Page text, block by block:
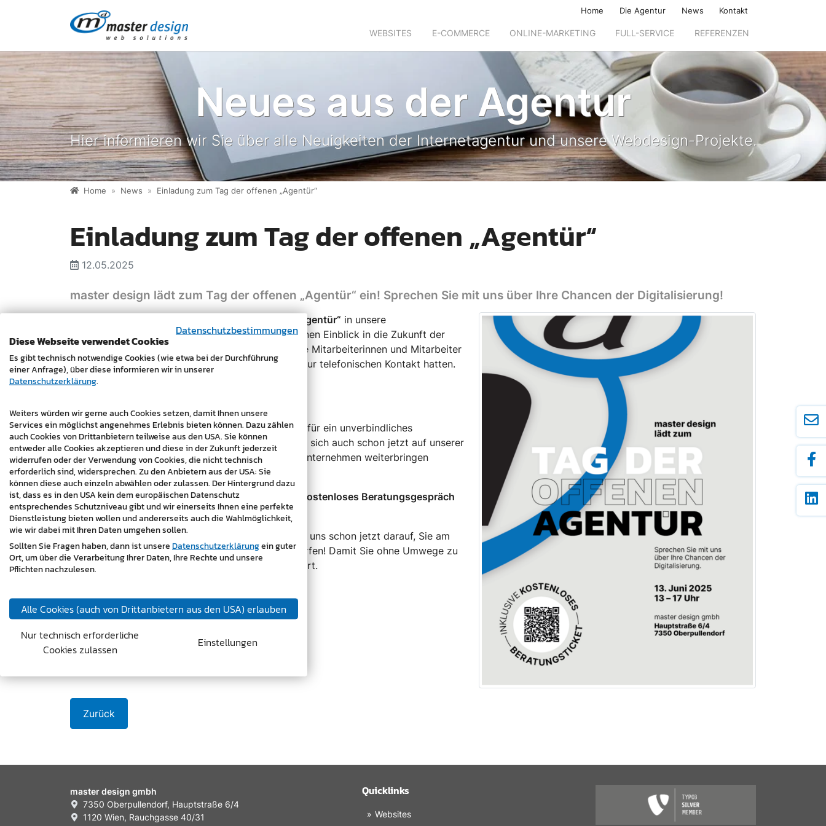
Home Die Agentur News Kontakt
WEBSITES E-COMMERCE ONLINE-MARKETING FULL-SERVICE REFERENZEN
Neues aus der Agentur
Hier informieren wir Sie über alle Neuigkeiten der Internetagentur und unsere Webdesign-Projekte.
Home News Einladung zum Tag der offenen „Agentür“
Einladung zum Tag der offenen „Agentür“
12.05.2025
master design lädt zum Tag der offenen „Agentür“ ein! Sprechen Sie mit uns über Ihre Chancen der Digitalisierung!
Tag der offenen „Agentür“ in unsere
Büroräumlichkeiten einladen zu dürfen. Erhalten einen Einblick in die Zukunft der
Webentwicklung und der Digitalisierung. Lernen Sie Mitarbeiterinnen und Mitarbeiter
persönlich kennen, mit denen Sie bisher vielleicht nur telefonischen Kontakt hatten.
Wann: Am 13. Juni 2025 von 13 bis 17 Uhr
Nutzen Sie dabei dieGelegenheitum einen Termin für ein unverbindliches
Beratungsgespräch zu vereinbaren. Informieren Sie sich auch schon jetzt auf unserer
Website über spezielle Förderprogramme, die Ihr Unternehmen weiterbringen
können.
Warum noch warten?Buchen Sie bereits jetzt Ihr
kostenloses Beratungsgespräch
über unsereOnline-Terminvereinbarung.
Haben wir Sie neugierig gemacht?
Dann freuen wir uns schon jetzt darauf, Sie am
Tag der offenen „Agentür“ bei uns begrüßen zu dürfen! Damit Sie ohne Umwege zu
uns finden, haben wir
markiert.
Zurück
master design gmbh
7350 Oberpullendorf, Hauptstraße 6/4
1120 Wien, Rauchgasse 40/31
Quicklinks
Websites
Datenschutzbestimmungen
Diese Webseite verwendet Cookies
Es gibt technisch notwendige Cookies (wie etwa bei der Durchführung
einer Anfrage), über diese informieren wir in unserer
Datenschutzerklärung.
Weiters würden wir gerne auch Cookies setzen, damit Ihnen unsere
Services ein möglichst angenehmes Erlebnis bieten können. Dazu zählen
auch Cookies von Drittanbietern teilweise aus den USA. Sie können
entweder alle Cookies akzeptieren und diese in der Zukunft jederzeit
widerrufen oder der Verwendung von Cookies, die nicht technisch
erforderlich sind, widersprechen. Zu den Anbietern aus der USA: Sie
können diese auch einzeln abwählen oder zulassen. Der Hintergrund dazu
ist, dass es in den USA kein dem europäischen Datenschutz
entsprechendes Schutzniveau gibt und wir einerseits Ihnen eine perfekte
Dienstleistung bieten wollen und andererseits auch die Wahlmöglichkeit,
wie wir dabei mit Ihren Daten umgehen sollen.
Sollten Sie Fragen haben, dann ist unsereDatenschutzerklärungein guter
Ort, um über die Verarbeitung Ihrer Daten, Ihre Rechte und unsere
Pflichten nachzulesen.
Alle Cookies (auch von Drittanbietern aus den USA) erlauben
Nur technisch erforderliche
Cookies zulassen
Einstellungen